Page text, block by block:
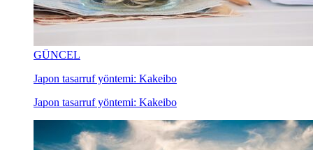
GÜNCEL
Japon tasarruf yöntemi: Kakeibo
Japon tasarruf yöntemi: Kakeibo